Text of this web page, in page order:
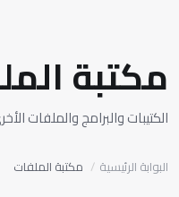
مكتبة
الكتيبات والبرامج والملفات
البوابة الرئيسية مكتبة الملفات